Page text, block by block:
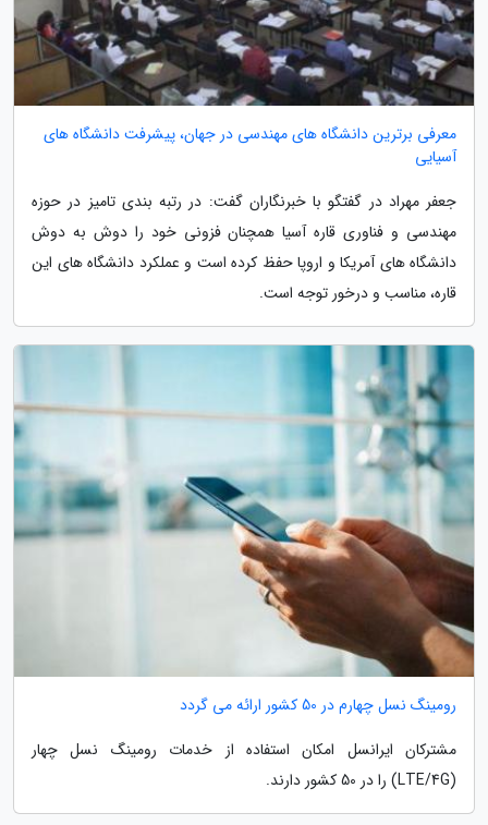
معرفی برترین دانشگاه های مهندسی در جهان، پیشرفت دانشگاه های
آسیایی
جعفر مهراد در گفتگو با خبرنگاران گفت: در رتبه بندی تامیز در حوزه
مهندسی و فناوری قاره آسیا همچنان فزونی خود را دوش به دوش
دانشگاه های آمریکا و اروپا حفظ کرده است و عملکرد دانشگاه های این
قاره، مناسب و درخور توجه است.
رومینگ نسل چهارم در 50 کشور ارائه می گردد
مشترکان ایرانسل امکان استفاده از خدمات رومینگ نسل چهار
(LTE/4G) را در 50 کشور دارند.